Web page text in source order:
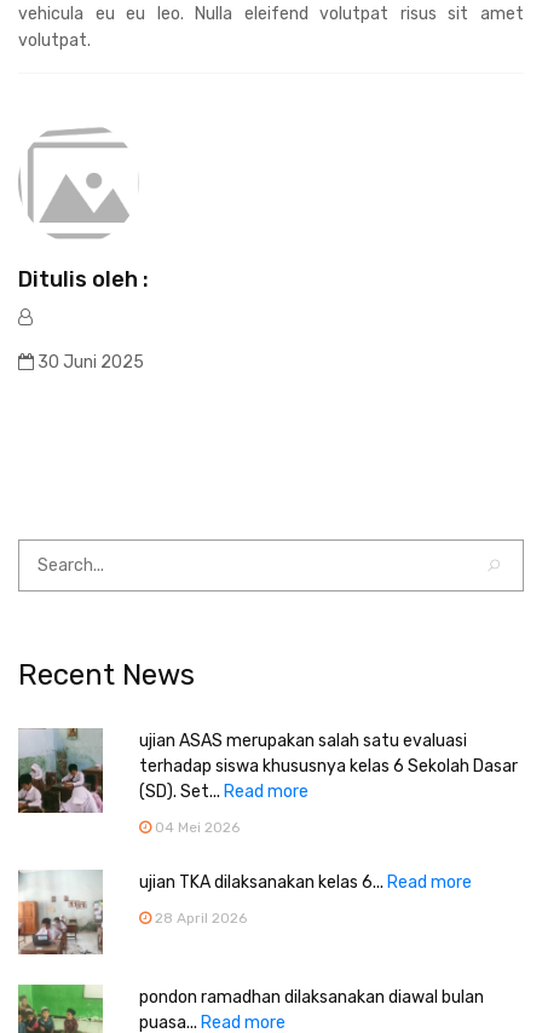
vehicula eu eu leo. Nulla eleifend volutpat risus sit amet
volutpat.
Ditulis oleh :
30 Juni 2025
Recent News
ujian ASAS merupakan salah satu evaluasi
terhadap siswa khususnya kelas 6 Sekolah Dasar
(SD). Set... Read more
04 Mei 2026
ujian TKA dilaksanakan kelas 6... Read more
28 April 2026
pondon ramadhan dilaksanakan diawal bulan
puasa... Read more